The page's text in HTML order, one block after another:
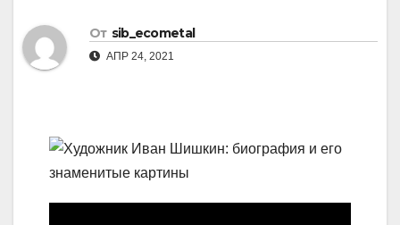
От sib_ecometal
АПР 24, 2021